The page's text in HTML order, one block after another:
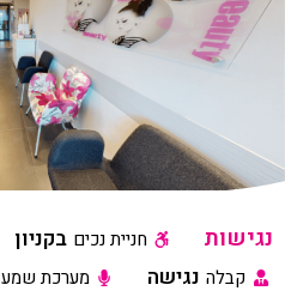
נגישות חניית נכים בקניון
קבלה נגישה מערכת שמע